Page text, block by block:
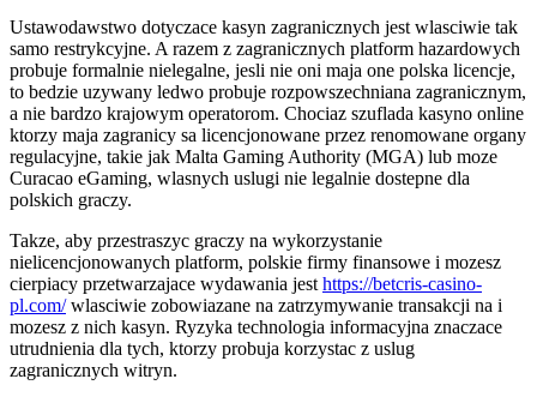
Ustawodawstwo dotyczace kasyn zagranicznych jest wlasciwie tak
samo restrykcyjne. A razem z zagranicznych platform hazardowych
probuje formalnie nielegalne, jesli nie oni maja one polska licencje,
to bedzie uzywany ledwo probuje rozpowszechniana zagranicznym,
a nie bardzo krajowym operatorom. Chociaz szuflada kasyno online
ktorzy maja zagranicy sa licencjonowane przez renomowane organy
regulacyjne, takie jak Malta Gaming Authority (MGA) lub moze
Curacao eGaming, wlasnych uslugi nie legalnie dostepne dla
polskich graczy.
Takze, aby przestraszyc graczy na wykorzystanie
nielicencjonowanych platform, polskie firmy finansowe i mozesz
cierpiacy przetwarzajace wydawania jest https://betcris-casino-
pl.com/wlasciwie zobowiazane na zatrzymywanie transakcji na i
mozesz z nich kasyn. Ryzyka technologia informacyjna znaczace
utrudnienia dla tych, ktorzy probuja korzystac z uslug
zagranicznych witryn.